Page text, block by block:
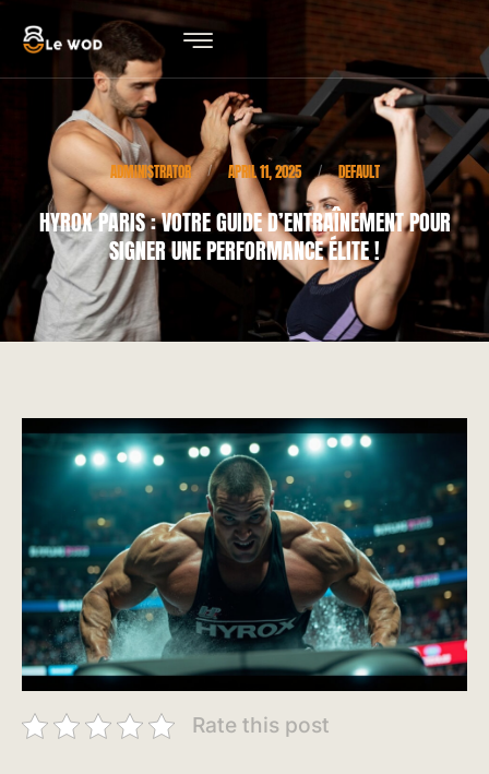
ADMINISTRATOR / APRIL 11, 2025 / DEFAULT
HYROX PARIS : VOTRE GUIDE D’ENTRAÎNEMENT POUR
SIGNER UNE PERFORMANCE ÉLITE !
Rate this post